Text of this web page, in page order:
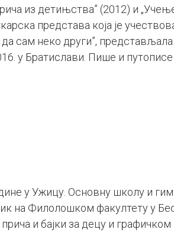
из детињства” (2012) и
представа која је
сам неко други”,
у Братислави. Пише и путописе
у Ужицу. Основну школу и
на Филолошком факултету у
и бајки за децу и